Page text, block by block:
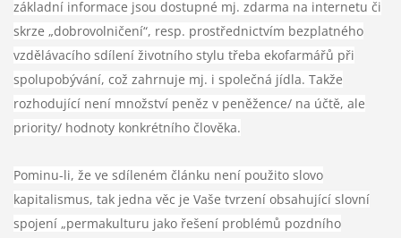
základní informace jsou dostupné mj. zdarma na internetu či
skrze „dobrovolničení“, resp. prostřednictvím bezplatného
vzdělávacího sdílení životního stylu třeba ekofarmářů při
spolupobývání, což zahrnuje mj. i společná jídla. Takže
rozhodující není množství peněz v peněžence/ na účtě, ale
priority/ hodnoty konkrétního člověka.
Pominu-li, že ve sdíleném článku není použito slovo
kapitalismus, tak jedna věc je Vaše tvrzení obsahující slovní
spojení „permakulturu jako řešení problémů pozdního